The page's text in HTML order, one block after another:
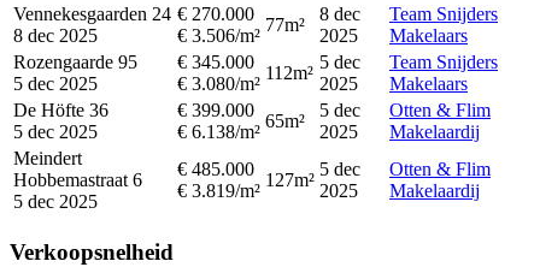
Vennekesgaarden 24
8 dec 2025
€ 270.000
€ 3.506/m²
77m²
8 dec
2025
Team Snijders
Makelaars
Rozengaarde 95
5 dec 2025
€ 345.000
€ 3.080/m²
112m²
5 dec
2025
Team Snijders
Makelaars
De Höfte 36
5 dec 2025
€ 399.000
€ 6.138/m²
65m²
5 dec
2025
Otten & Flim
Makelaardij
Meindert
Hobbemastraat 6
5 dec 2025
€ 485.000
€ 3.819/m²
127m²
5 dec
2025
Otten & Flim
Makelaardij
Verkoopsnelheid